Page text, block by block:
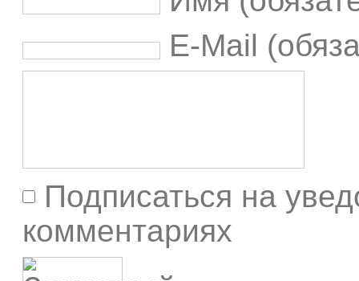
E-Mail
Подписаться на
комментариях